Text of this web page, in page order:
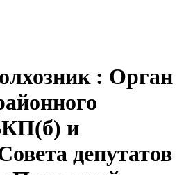
: Орган
и
депутатов